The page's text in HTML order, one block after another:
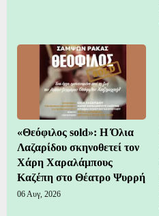
«Θεόφιλος sold»: Η Όλια
Λαζαρίδου σκηνοθετεί τον
Χάρη Χαραλάμπους
Καζέπη στο Θέατρο Ψυρρή
06 Αυγ, 2026